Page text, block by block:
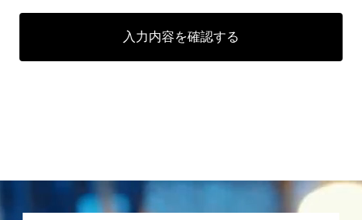
入力内容を確認する